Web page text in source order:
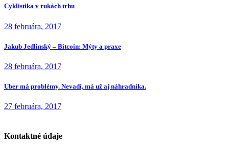
Cyklistika v rukách trhu
28 februára, 2017
Jakub Jedlinský – Bitcoin: Mýty a praxe
28 februára, 2017
Uber má problémy. Nevadí, má už aj náhradníka.
27 februára, 2017
Kontaktné údaje